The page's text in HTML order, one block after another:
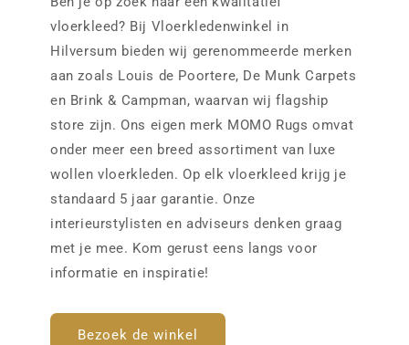
vloerkleed? Bij Vloerkledenwinkel in
Hilversum bieden wij gerenommeerde merken
aan zoals Louis de Poortere, De Munk Carpets
en Brink & Campman, waarvan wij flagship
store zijn. Ons eigen merk MOMO Rugs omvat
onder meer een breed assortiment van luxe
wollen vloerkleden. Op elk vloerkleed krijg je
standaard 5 jaar garantie. Onze
interieurstylisten en adviseurs denken graag
met je mee. Kom gerust eens langs voor
informatie en inspiratie!
Bezoek de winkel